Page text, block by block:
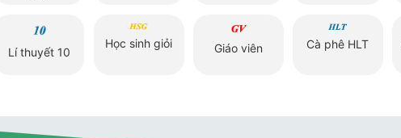
Lí thuyết 10
Học sinh giỏi Giáo viên Cà phê HLT